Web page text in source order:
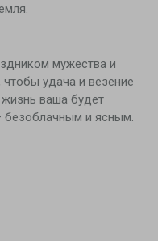
мужества и
удача и везение
ваша будет
безоблачным и ясным.